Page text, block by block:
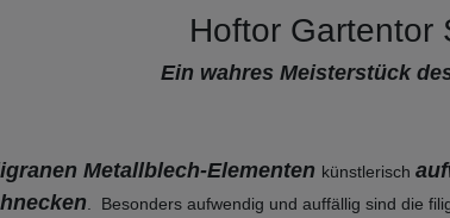
Hoftor Gartentor
Ein wahres Meisterstück
Metallblech-Elementen künstlerisch
. Besonders aufwendig und auffällig sind die